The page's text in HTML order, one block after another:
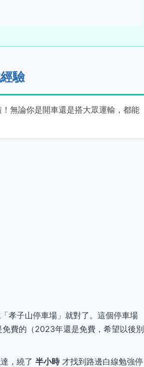
驗
！無論你是開車還是搭大眾運輸，都能
孝子山停車場」就對了。這個停車場
費的（2023年還是免費，希望以後別
，繞了 半小時才找到路邊白線勉強停